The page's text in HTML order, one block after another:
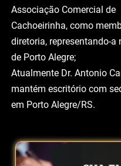
apreensão de bens;
Foi procurador do Centro
Indústrias de
Associação Comercial de
Cachoeirinha, como
diretoria, representando-a
de Porto Alegre;
mantém escritório com
em Porto Alegre/RS.